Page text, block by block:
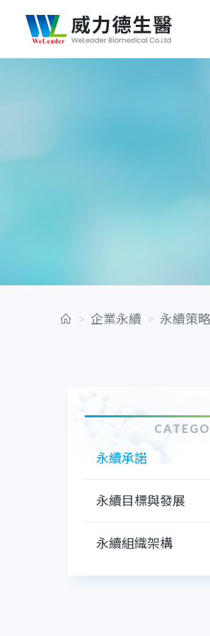
企業永續 永續策
永續承諾
永續目標與發展
永續組織架構